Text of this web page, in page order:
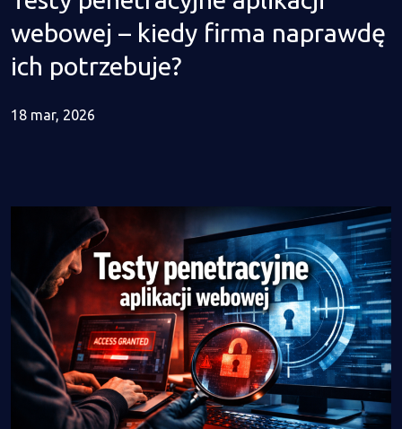
webowej – kiedy firma naprawdę
ich potrzebuje?
18 mar, 2026